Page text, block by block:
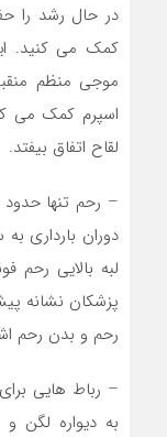
در حال رشد را
کمک می کنید.
موجی منظم
اسپرم کمک می
لقاح اتفاق بیفتد.
– رحم تنها
دوران بارداری
لبه بالایی رحم
پزشکان نشانه
رحم و بدن رحم
– رباط هایی
به دیواره